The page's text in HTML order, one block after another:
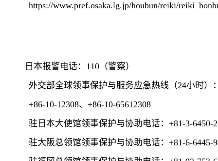
https://www.pref.osaka.lg.jp/houbun/reiki/
日本报警电话：110（警察）
外交部全球领事保护与服务应急热线（24小时）
+86-10-12308、+86-10-65612308
驻日本大使馆领事保护与协助电话：+81-3-6450-
驻大阪总领馆领事保护与协助电话：+81-6-6445-